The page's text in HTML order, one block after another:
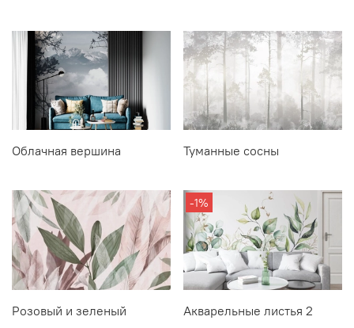
Облачная вершина Туманные сосны
Розовый и зеленый
-1%
Акварельные листья 2